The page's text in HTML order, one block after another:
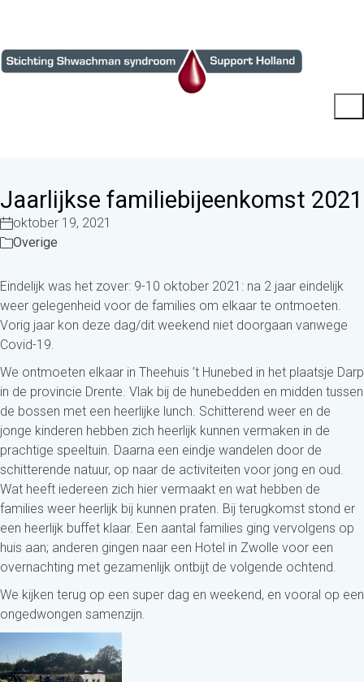
Jaarlijkse familiebijeenkomst 2021
oktober 19, 2021
Overige
Eindelijk was het zover: 9-10 oktober 2021: na 2 jaar eindelijk
weer gelegenheid voor de families om elkaar te ontmoeten.
Vorig jaar kon deze dag/dit weekend niet doorgaan vanwege
Covid-19.
We ontmoeten elkaar in Theehuis ’t Hunebed in het plaatsje Darp
in de provincie Drente. Vlak bij de hunebedden en midden tussen
de bossen met een heerlijke lunch. Schitterend weer en de
jonge kinderen hebben zich heerlijk kunnen vermaken in de
prachtige speeltuin. Daarna een eindje wandelen door de
schitterende natuur, op naar de activiteiten voor jong en oud.
Wat heeft iedereen zich hier vermaakt en wat hebben de
families weer heerlijk bij kunnen praten. Bij terugkomst stond er
een heerlijk buffet klaar. Een aantal families ging vervolgens op
huis aan; anderen gingen naar een Hotel in Zwolle voor een
overnachting met gezamenlijk ontbijt de volgende ochtend.
We kijken terug op een super dag en weekend, en vooral op een
ongedwongen samenzijn.